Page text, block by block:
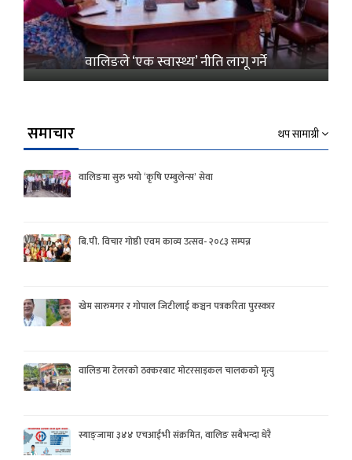
वालिङले ‘एक स्वास्थ्य’ नीति लागू गर्ने
समाचार थप सामाग्री
वालिङमा सुरु भयो ‘कृषि एम्बुलेन्स’ सेवा
बि.पी. विचार गोष्ठी एवम काव्य उत्सव- २०८३ सम्पन्न
खेम सारुमगर र गोपाल जिटीलाई कञ्चन पत्रकरिता पुरस्कार
वालिङमा टेलरको ठक्करबाट मोटरसाइकल चालकको मृत्यु
स्याङ्जामा ३४४ एचआईभी संक्रमित, वालिङ सबैभन्दा धेरै